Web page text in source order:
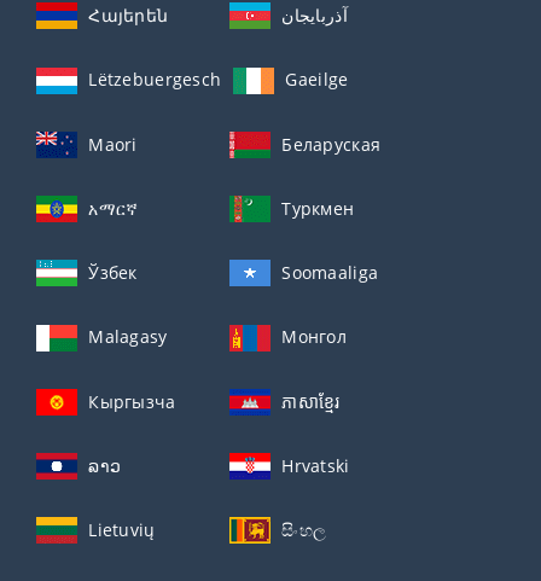
Հայերեն آذربايجان
Lëtzebuergesch Gaeilge
Maori Беларуская
አማርኛ Туркмен
Ўзбек Soomaaliga
Malagasy Монгол
Кыргызча ភាសាខ្មែរ
ລາວ Hrvatski
Lietuvių සිංහල